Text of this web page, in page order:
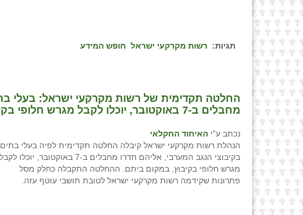
תגיות: רשות מקרקעי ישראל חופש המידע
החלטה תקדימית של רשות מקרקעי ישראל: בעלי
מחבלים ב-7 באוקטובר, יוכלו לקבל מגרש חלופי בקיבוץ, במקום ביתם
נכתב ע"י האיחוד החקלאי
הנהלת רשות מקרקעי ישראל קיבלה החלטה תקדימית לפיה בעלי בתים
בקיבוצי הנגב המערבי, אליהם חדרו מחבלים ב-7 באוקטובר, יוכלו לקבל
מגרש חלופי בקיבוץ, במקום ביתם. ההחלטה התקבלה כחלק מסל
פתרונות שקידמה רשות מקרקעי ישראל לטובת תושבי עוטף עזה.